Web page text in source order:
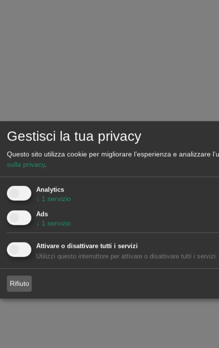
Gestisci la tua privacy
Questo sito utilizza cookie per migliorare l’esperienza e analizzare
sulla privacy.
Analytics
↓ 1 servizio
Ads
↓ 1 servizio
Attivare o disattivare tutti i servizi
Utilizzi questo interruttore per attivare o disattivare tutti i servizi.
Rifiuto